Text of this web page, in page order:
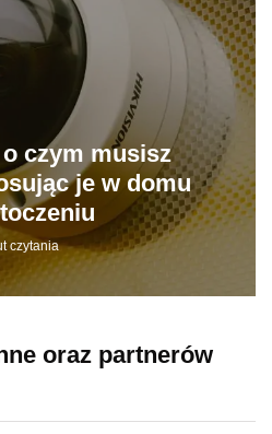
czym musisz
je w domu
czytania
oraz partnerów